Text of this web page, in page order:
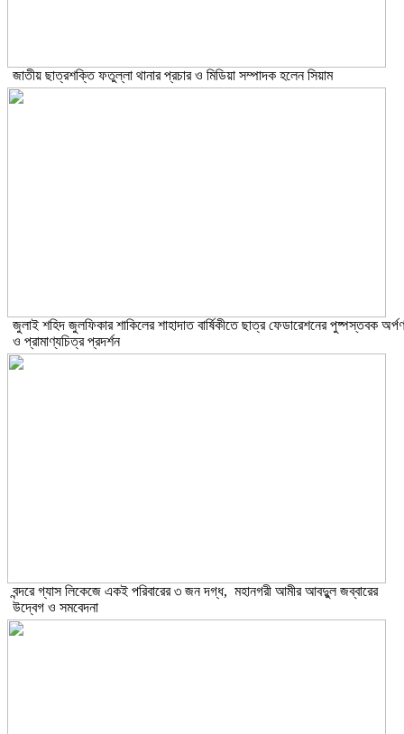
জাতীয় ছাত্রশক্তি ফতুল্লা থানার প্রচার ও মিডিয়া সম্পাদক হলেন সিয়াম
​জুলাই শহিদ জুলফিকার শাকিলের শাহাদাত বার্ষিকীতে ছাত্র ফেডারেশনের পুষ্পস্তবক অর্পণ
ও প্রামাণ্যচিত্র প্রদর্শন
বন্দরে গ্যাস লিকেজে একই পরিবারের ৩ জন দগ্ধ, মহানগরী আমীর আবদুুল জব্বারের
উদ্বেগ ও সমবেদনা